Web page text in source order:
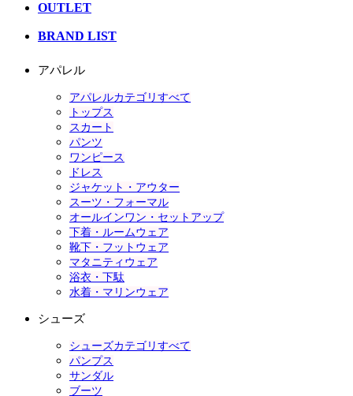
OUTLET
BRAND LIST
アパレル
アパレルカテゴリすべて
トップス
スカート
パンツ
ワンピース
ドレス
ジャケット・アウター
スーツ・フォーマル
オールインワン・セットアップ
下着・ルームウェア
靴下・フットウェア
マタニティウェア
浴衣・下駄
水着・マリンウェア
シューズ
シューズカテゴリすべて
パンプス
サンダル
ブーツ